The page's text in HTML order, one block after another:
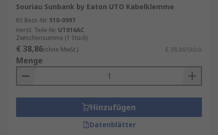
Souriau Sunbank by Eaton UTO Kabelklemme
RS Best.-Nr. 510-0997
Herst. Teile-Nr. UT016AC
Zwischensumme (1 Stück)
€ 38,86(ohne MwSt.) € 38,86/Stück
Menge
Hinzufügen
Datenblätter